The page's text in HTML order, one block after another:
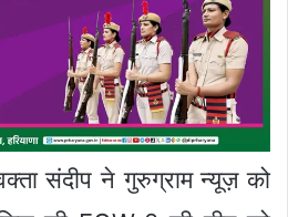
संदीप ने गुरुग्राम न्यूज़ को